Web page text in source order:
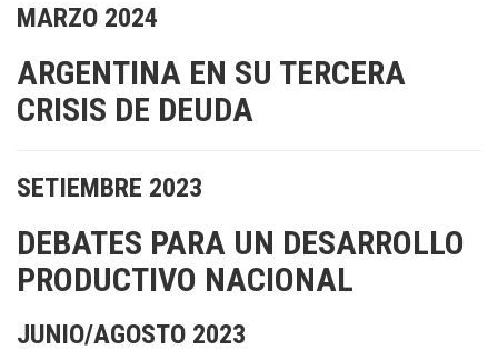
MARZO 2024
ARGENTINA EN SU TERCERA
CRISIS DE DEUDA
SETIEMBRE 2023
DEBATES PARA UN DESARROLLO
PRODUCTIVO NACIONAL
JUNIO/AGOSTO 2023